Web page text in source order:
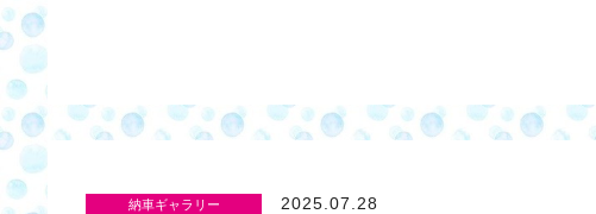
納車ギャラリー 2025.07.28